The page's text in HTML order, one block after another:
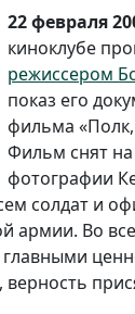
22 февраля
киноклубе
режиссером
показ его
фильма
Фильм снят
фотографии
солдат и
армии. Во
главными